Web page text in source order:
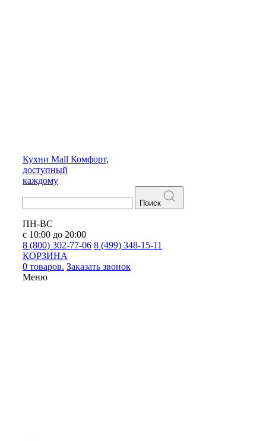
Кухни Mall Комфорт,
доступный
каждому
Поиск
ПН-ВС
с 10:00 до 20:00
8 (800) 302-77-06 8 (499) 348-15-11
КОРЗИНА
0 товаров. Заказать звонок
Меню